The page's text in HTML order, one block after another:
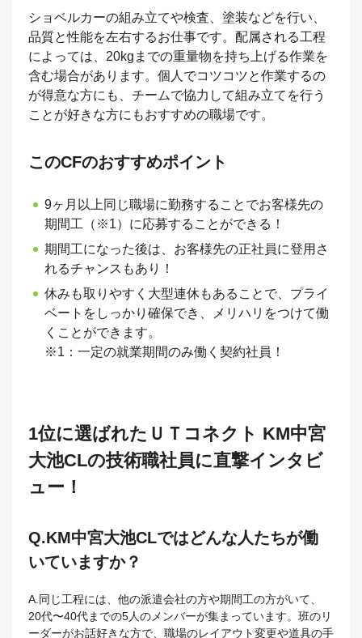
ショベルカーの組み立てや検査、塗装などを行い、
品質と性能を左右するお仕事です。配属される工程
によっては、20kgまでの重量物を持ち上げる作業を
含む場合があります。個人でコツコツと作業するの
が得意な方にも、チームで協力して組み立てを行う
ことが好きな方にもおすすめの職場です。
このCFのおすすめポイント
9ヶ月以上同じ職場に勤務することでお客様先の
期間工（※1）に応募することができる！
期間工になった後は、お客様先の正社員に登用さ
れるチャンスもあり！
休みも取りやすく大型連休もあることで、プライ
ベートをしっかり確保でき、メリハリをつけて働
くことができます。
※1：一定の就業期間のみ働く契約社員！
1位に選ばれたＵＴコネクト KM中宮
大池CLの技術職社員に直撃インタビ
ュー！
Q.KM中宮大池CLではどんな人たちが働
いていますか？
A.同じ工程には、他の派遣会社の方や期間工の方がいて、
20代〜40代までの5人のメンバーが集まっています。班のリ
ーダーがお話好きな方で、職場のレイアウト変更や道具の手